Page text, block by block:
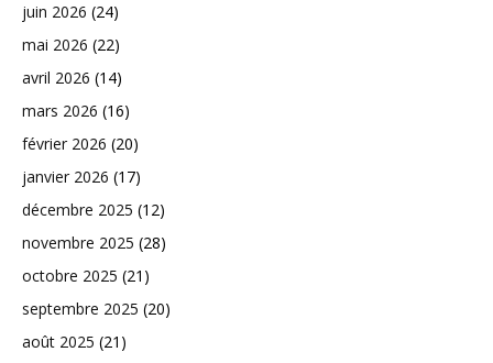
juin 2026 (24)
mai 2026 (22)
avril 2026 (14)
mars 2026 (16)
février 2026 (20)
janvier 2026 (17)
décembre 2025 (12)
novembre 2025 (28)
octobre 2025 (21)
septembre 2025 (20)
août 2025 (21)